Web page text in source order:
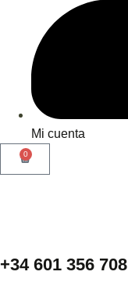
Mi cuenta
0
+34 601 356 708